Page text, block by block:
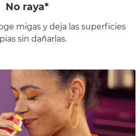
No raya*
migas y deja las superficies
sin dañarlas.